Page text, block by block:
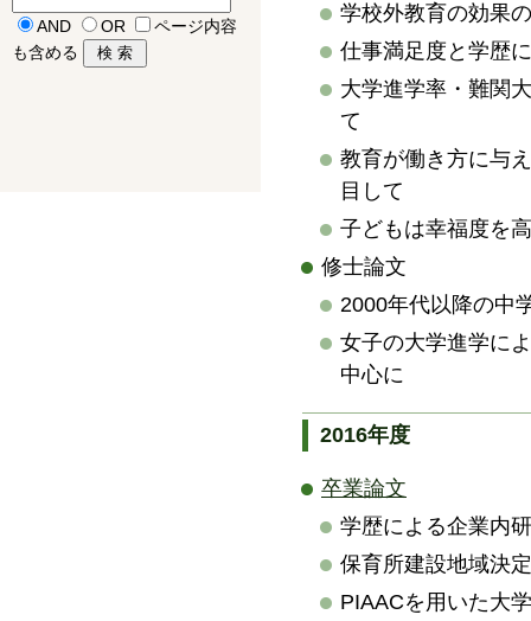
学校外教育の効果
仕事満足度と学歴
大学進学率・難関
て
教育が働き方に与
目して
子どもは幸福度を
修士論文
2000年代以降の中
女子の大学進学に
中心に
2016年度
卒業論文
学歴による企業内
保育所建設地域決
PIAACを用いた大
AND OR
ページ内容
も含める